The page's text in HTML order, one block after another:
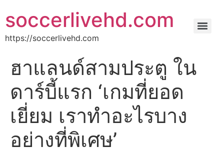
soccerlivehd.com
https://soccerlivehd.com
ฮาแลนด์สามประตู ใน
ดาร์บี้แรก ‘เกมที่ยอด
เยี่ยม เราทำอะไรบาง
อย่างที่พิเศษ’